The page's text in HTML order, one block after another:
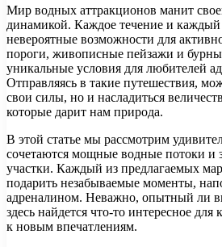
Мир водных аттракционов манит
динамикой. Каждое течение и
невероятные возможности для
пороги, живописные пейзажи и
уникальные условия для любителей
Отправляясь в такие путешествия,
свои силы, но и насладиться
которые дарит нам природа.
В этой статье мы рассмотрим
сочетаются мощные водные потоки и
участки. Каждый из предлагаемых
подарить незабываемые моменты,
адреналином. Неважно, опытный ли
здесь найдется что-то интересное для
к новым впечатлениям.